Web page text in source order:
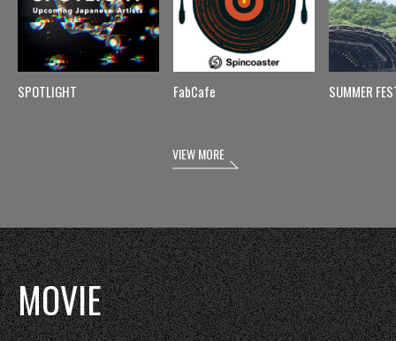
SPOTLIGHT FabCafe SUMMER
VIEW MORE
MOVIE